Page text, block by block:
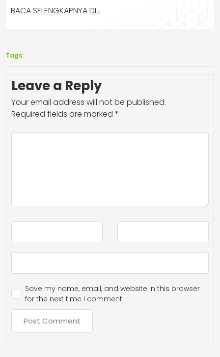
BACA SELENGKAPNYA DI…
Tags:
Leave a Reply
Your email address will not be published.
Required fields are marked *
Save my name, email, and website in this browser
for the next time I comment.